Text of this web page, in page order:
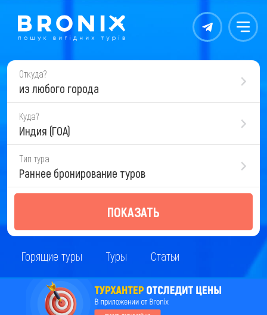
Контакты Меню
Откуда?
из любого города
Куда?
Индия (ГОА)
Тип тура
Раннее бронирование туров
ПОКАЗАТЬ
Горящие туры Туры Статьи